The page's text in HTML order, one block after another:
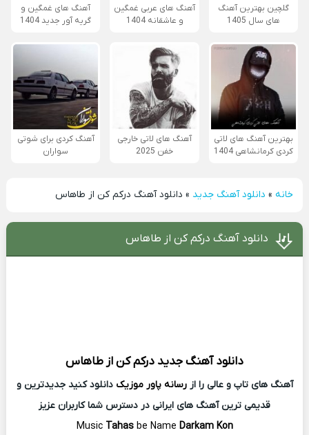
گلچین بهترین آهنگ
های سال 1405
آهنگ های عربی غمگین
و عاشقانه 1404
آهنگ های غمگین و
گریه آور جدید 1404
بهترین آهنگ های لاتی
کردی کرمانشاهی 1404
آهنگ های لاتی خارجی
خفن 2025
آهنگ کردی برای شوتی
سواران
خانه» دانلود آهنگ جدید » دانلود آهنگ درکم کن از طاهاس
دانلود آهنگ درکم کن از طاهاس
دانلود آهنگ جدید درکم کن ازطاهاس
آهنگ های تاپ و عالی را ازرسانه پاور موزیک دانلود کنید جدیدترین و
قدیمی ترین آهنگ های ایرانی در دسترس شما کاربران عزیز
MusicTahas be Name Darkam Kon